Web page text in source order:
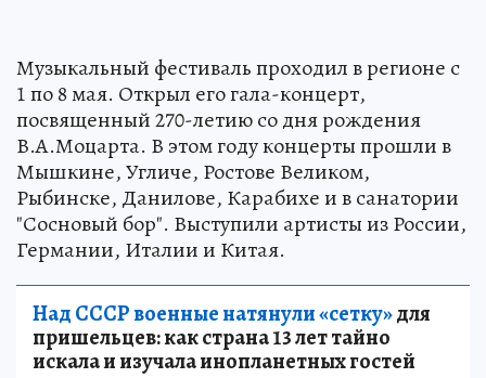
Музыкальный фестиваль проходил в регионе с
1 по 8 мая. Открыл его гала-концерт,
посвященный 270-летию со дня рождения
В.А.Моцарта. В этом году концерты прошли в
Мышкине, Угличе, Ростове Великом,
Рыбинске, Данилове, Карабихе и в санатории
"Сосновый бор". Выступили артисты из России,
Германии, Италии и Китая.
Над СССР военные натянули «сетку»для
пришельцев: как страна 13 лет тайно
искала и изучала инопланетных гостей